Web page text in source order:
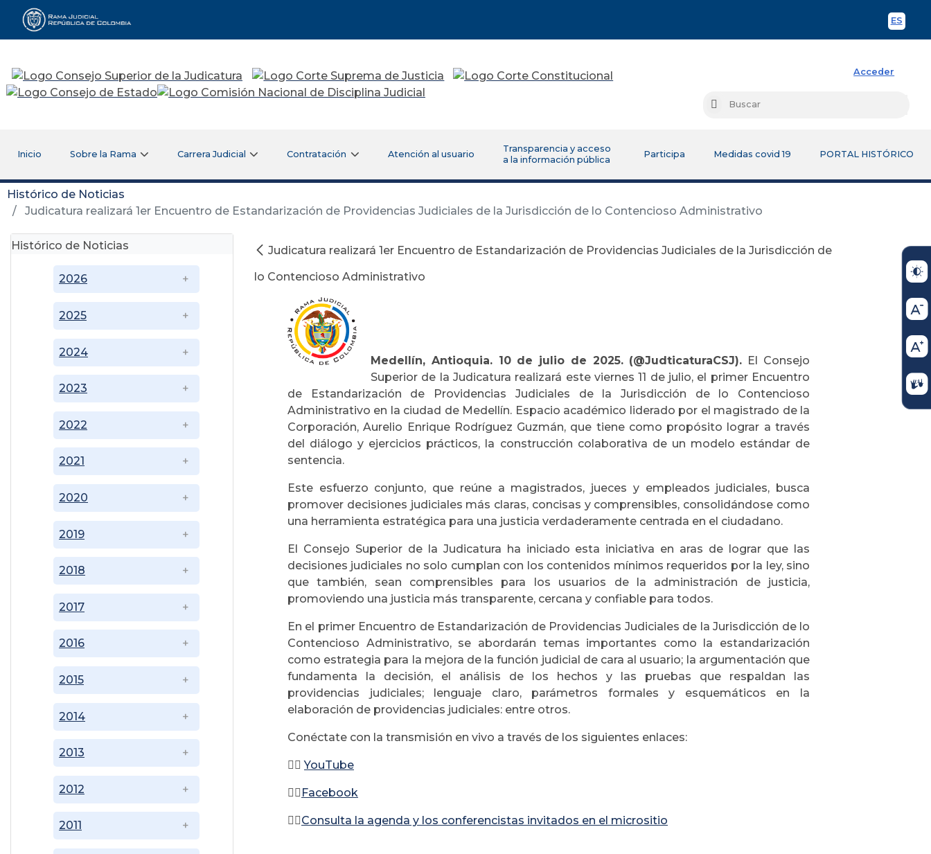
ES
Rama Judicial
Acceder
Buscar
Inicio Sobre la Rama Carrera Judicial Contratación Atención al usuario
Transparencia y acceso
a la información pública
Participa Medidas covid 19 PORTAL HISTÓRICO
Histórico de Noticias
Judicatura realizará 1er Encuentro de Estandarización de Providencias Judiciales de la Jurisdicción de lo Contencioso Administrativo
Histórico de Noticias
2011
2012
2013
2014
2015
2016
2017
2018
2019
2020
2021
2022
2023
2024
2025
2026
Judicatura realizará 1er Encuentro de Estandarización de Providencias Judiciales de la Jurisdicción de
lo Contencioso Administrativo
Medellín, Antioquia. 10 de julio de 2025. (@JudticaturaCSJ). El Consejo
Superior de la Judicatura realizará este viernes 11 de julio, el primer Encuentro
de Estandarización de Providencias Judiciales de la Jurisdicción de lo Contencioso
Administrativo en la ciudad de Medellín. Espacio académico liderado por el magistrado de la
Corporación, Aurelio Enrique Rodríguez Guzmán, que tiene como propósito lograr a través
del diálogo y ejercicios prácticos, la construcción colaborativa de un modelo estándar de
sentencia.
Este esfuerzo conjunto, que reúne a magistrados, jueces y empleados judiciales, busca
promover decisiones judiciales más claras, concisas y comprensibles, consolidándose como
una herramienta estratégica para una justicia verdaderamente centrada en el ciudadano.
El Consejo Superior de la Judicatura ha iniciado esta iniciativa en aras de lograr que las
decisiones judiciales no solo cumplan con los contenidos mínimos requeridos por la ley, sino
que también, sean comprensibles para los usuarios de la administración de justicia,
promoviendo una justicia más transparente, cercana y confiable para todos.
En el primer Encuentro de Estandarización de Providencias Judiciales de la Jurisdicción de lo
Contencioso Administrativo, se abordarán temas importantes como la estandarización
como estrategia para la mejora de la función judicial de cara al usuario; la argumentación que
fundamenta la decisión, el análisis de los hechos y las pruebas que respaldan las
providencias judiciales; lenguaje claro, parámetros formales y esquemáticos en la
elaboración de providencias judiciales: entre otros.
Conéctate con la transmisión en vivo a través de los siguientes enlaces:
👉🏻YouTube
👉🏻 Facebook
👉🏻Consulta la agenda y los conferencistas invitados en el micrositio